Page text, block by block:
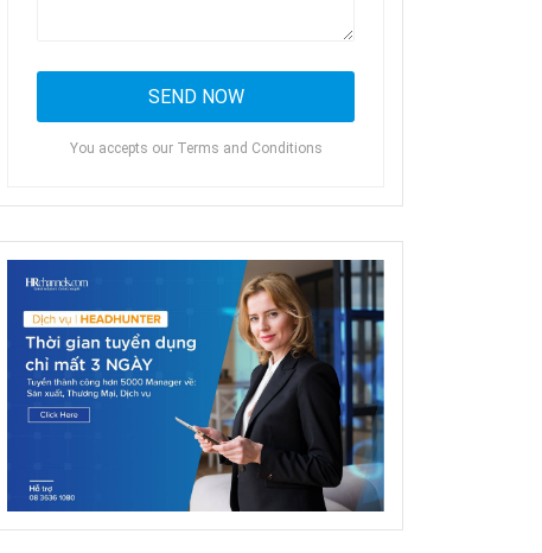
You accepts our Terms and Conditions